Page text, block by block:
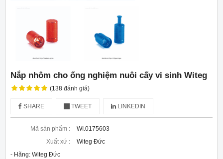
Nắp nhôm cho ống nghiệm nuôi cấy vi sinh Witeg
(138 đánh giá)
SHARE TWEET LINKEDIN
Mã sản phẩm :
WI.0175603
Xuất xứ :
Witeg Đức
- Hãng: Witeg Đức